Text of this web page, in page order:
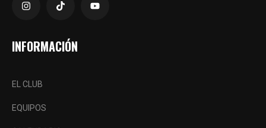
INFORMACIÓN
EL CLUB
EQUIPOS